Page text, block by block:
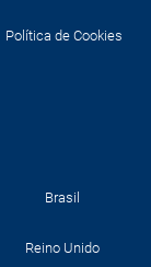
Política de Cookies
Brasil
Reino Unido